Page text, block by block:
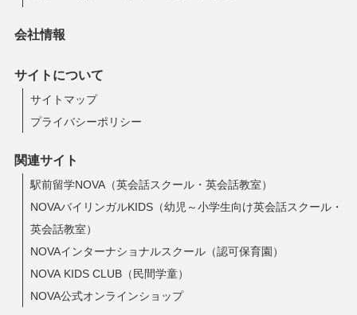
会社情報
サイトについて
サイトマップ
プライバシーポリシー
関連サイト
駅前留学NOVA（英会話スクール・英会話教室）
NOVAバイリンガルKIDS（幼児～小学生向け英会話スクール・
英会話教室）
NOVAインターナショナルスクール（認可保育園）
NOVA KIDS CLUB（民間学童）
NOVA公式オンラインショップ